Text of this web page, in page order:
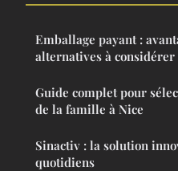
Emballage payant :
alternatives à considérer
Guide complet pour
de la famille à Nice
Sinactiv : la solution
quotidiens